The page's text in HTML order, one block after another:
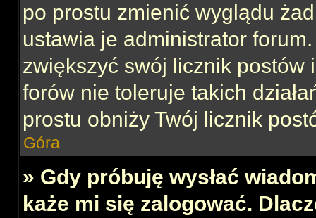
po prostu zmienić wyglądu
ustawia je administrator
zwiększyć swój licznik postów
forów nie toleruje takich
prostu obniży Twój licznik
Góra
» Gdy próbuję wysłać
każe mi się zalogować.